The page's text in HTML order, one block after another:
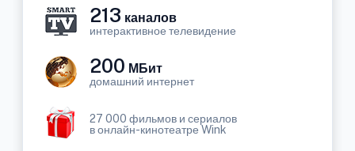
213 каналов
интерактивное телевидение
200 МБит
домашний интернет
27 000 фильмов и сериалов
в онлайн-кинотеатре Wink